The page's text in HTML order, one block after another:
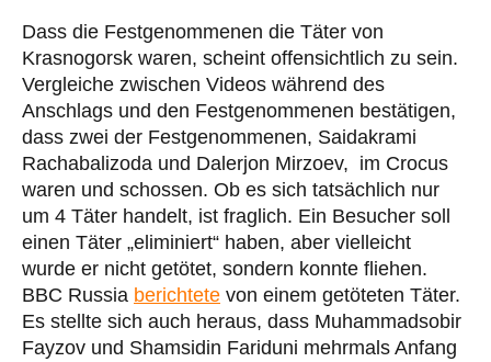
Dass die Festgenommenen die Täter von
Krasnogorsk waren, scheint offensichtlich zu sein.
Vergleiche zwischen Videos während des
Anschlags und den Festgenommenen bestätigen,
dass zwei der Festgenommenen, Saidakrami
Rachabalizoda und Dalerjon Mirzoev, im Crocus
waren und schossen. Ob es sich tatsächlich nur
um 4 Täter handelt, ist fraglich. Ein Besucher soll
einen Täter „eliminiert“ haben, aber vielleicht
wurde er nicht getötet, sondern konnte fliehen.
BBC Russia berichtete von einem getöteten Täter.
Es stellte sich auch heraus, dass Muhammadsobir
Fayzov und Shamsidin Fariduni mehrmals Anfang